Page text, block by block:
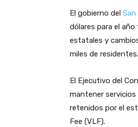
El gobierno del
dólares para el
estatales y
miles de residentes.
El Ejecutivo del
mantener servicios
retenidos por el
Fee (VLF).